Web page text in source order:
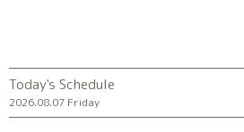
Today's Schedule
2026.08.07 Friday